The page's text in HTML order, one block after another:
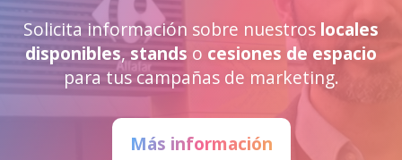
Solicita información sobre nuestros locales
disponibles, stands o cesiones de espacio
para tus campañas de marketing.
Más información